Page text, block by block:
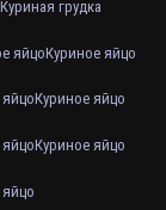
Куриная грудка
яйцоКуриное яйцо
Куриное яйцо
Куриное яйцо